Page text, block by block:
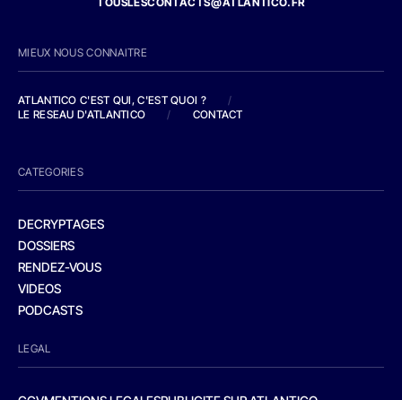
MIEUX NOUS CONNAITRE
ATLANTICO C'EST QUI, C'EST QUOI ?
/
LE RESEAU D'ATLANTICO
/ CONTACT
CATEGORIES
DECRYPTAGES
DOSSIERS
RENDEZ-VOUS
VIDEOS
PODCASTS
LEGAL